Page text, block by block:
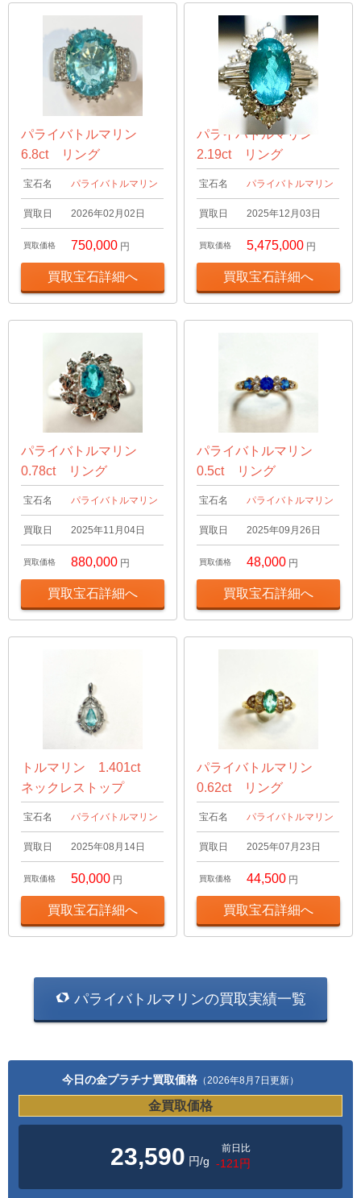
パライバトルマリン
6.8ct リング
宝石名 パライバトルマリン
買取日 2026年02月02日
買取価格 750,000 円
買取宝石詳細へ
パライバトルマリン
2.19ct リング
宝石名 パライバトルマリン
買取日 2025年12月03日
買取価格 5,475,000 円
買取宝石詳細へ
パライバトルマリン
0.78ct リング
宝石名 パライバトルマリン
買取日 2025年11月04日
買取価格 880,000 円
買取宝石詳細へ
パライバトルマリン
0.5ct リング
宝石名 パライバトルマリン
買取日 2025年09月26日
買取価格 48,000 円
買取宝石詳細へ
トルマリン 1.401ct
ネックレストップ
宝石名 パライバトルマリン
買取日 2025年08月14日
買取価格 50,000 円
買取宝石詳細へ
パライバトルマリン
0.62ct リング
宝石名 パライバトルマリン
買取日 2025年07月23日
買取価格 44,500 円
買取宝石詳細へ
パライバトルマリンの買取実績一覧
今日の金プラチナ買取価格 （2026年8月7日更新）
金買取価格
23,590 円/g
前日比
-121円